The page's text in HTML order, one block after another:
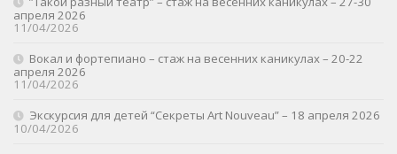
апреля 2026
11/04/2026
Вокал и фортепиано – стаж на весенних каникулах – 20-22
апреля 2026
11/04/2026
Экскурсия для детей “Секреты Art Nouveau” – 18 апреля 2026
10/04/2026